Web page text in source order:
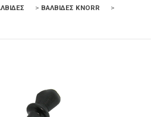
> ΒΑΛΒΙΔΕΣ KNORR
>